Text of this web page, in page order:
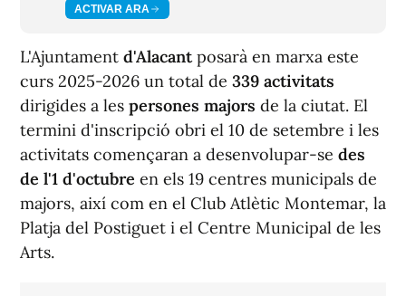
ACTIVAR ARA
L'Ajuntament d'Alacantposarà en marxa este
curs 2025-2026 un total de 339 activitats
dirigides a les persones majors de la ciutat. El
termini d'inscripció obri el 10 de setembre i les
activitats començaran a desenvolupar-se des
de l'1 d'octubre en els 19 centres municipals de
majors, així com en el Club Atlètic Montemar, la
Platja del Postiguet i el Centre Municipal de les
Arts.